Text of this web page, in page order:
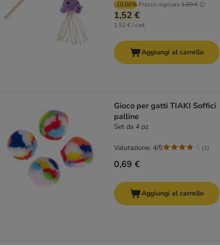
-10.06% Prezzo regolare1,69 €
1,52 €
1,52 € / cad.
Aggiungi al carrello
Gioco per gatti TIAKI Soffici
palline
Set da 4 pz
0,69 €
Valutazione: 4/5 (1)
Aggiungi al carrello